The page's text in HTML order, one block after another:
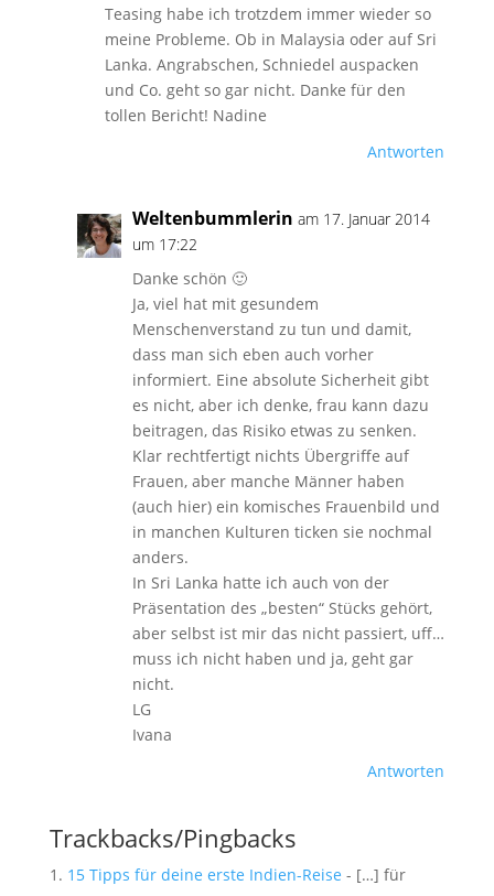
Teasing habe ich trotzdem immer wieder so
meine Probleme. Ob in Malaysia oder auf Sri
Lanka. Angrabschen, Schniedel auspacken
und Co. geht so gar nicht. Danke für den
tollen Bericht! Nadine
Antworten
Weltenbummlerin am 17. Januar 2014
um 17:22
Danke schön 🙂
Ja, viel hat mit gesundem
Menschenverstand zu tun und damit,
dass man sich eben auch vorher
informiert. Eine absolute Sicherheit gibt
es nicht, aber ich denke, frau kann dazu
beitragen, das Risiko etwas zu senken.
Klar rechtfertigt nichts Übergriffe auf
Frauen, aber manche Männer haben
(auch hier) ein komisches Frauenbild und
in manchen Kulturen ticken sie nochmal
anders.
In Sri Lanka hatte ich auch von der
Präsentation des „besten“ Stücks gehört,
aber selbst ist mir das nicht passiert, uff…
muss ich nicht haben und ja, geht gar
nicht.
LG
Ivana
Antworten
Trackbacks/Pingbacks
15 Tipps für deine erste Indien-Reise - […] für